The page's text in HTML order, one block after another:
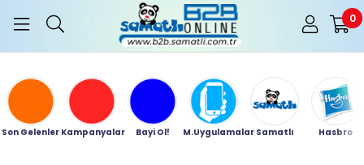
0
Son Gelenler Kampanyalar Bayi Ol! M.Uygulamalar Samatlı Hasbro